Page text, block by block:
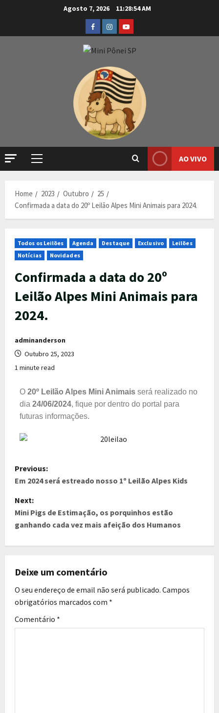
Agosto 7, 2026 11:28:54 AM
AO VIVO
Home 2023 Outubro
25
Confirmada a data do 20º Leilão Alpes Mini Animais para 2024.
Todos os Leilões Agenda Destaque Exclusivo
Leilões
Notícias
Novidades
Confirmada a data do 20º
Leilão Alpes Mini Animais para
2024.
adminanderson
Outubro 25, 2023
1 minute read
O 20º Leilão Alpes Mini Animais será realizado no
dia 24/06/2024, fique por dentro do portal para
futuras informações.
Previous:
Em 2024 será estreado nosso 1º Leilão Alpes Kids
Next:
Mini Pigs de Estimação, os porquinhos estão
ganhando cada vez mais afeição dos Humanos
Deixe um comentário
O seu endereço de email não será publicado. Campos
obrigatórios marcados com *
Comentário *